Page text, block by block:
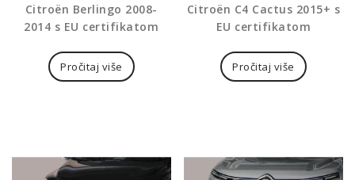
Citroën Berlingo 2008-
2014 s EU certifikatom
Pročitaj više
Citroën C4 Cactus 2015+ s
EU certifikatom
Pročitaj više